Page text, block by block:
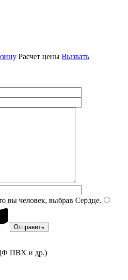
Расчет цены Вызвать
вы человек, выбрав Сердце.
ПВХ и др.)